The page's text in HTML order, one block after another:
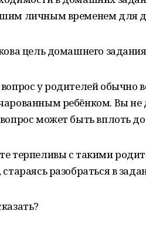
личным временем для
цель домашнего
у родителей обычно
ребёнком. Вы
может быть вплоть до
терпеливы с такими
стараясь разобраться в